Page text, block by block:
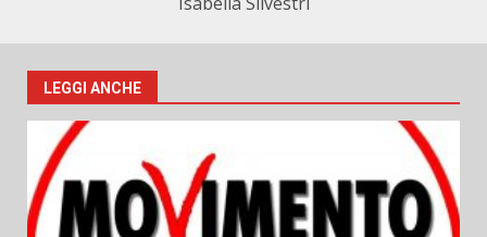
LEGGI ANCHE